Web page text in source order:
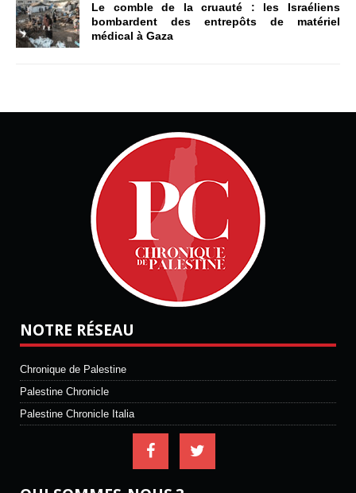
Le comble de la cruauté : les Israéliens
bombardent des entrepôts de matériel
médical à Gaza
NOTRE RÉSEAU
Chronique de Palestine
Palestine Chronicle
Palestine Chronicle Italia